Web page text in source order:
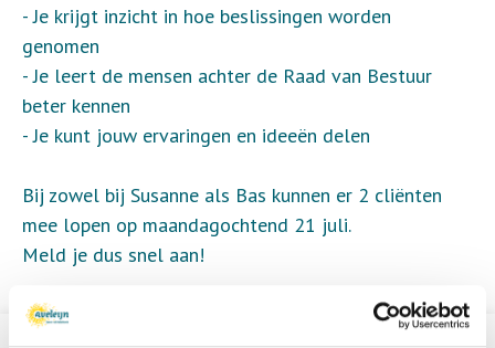
- Je krijgt inzicht in hoe beslissingen worden
genomen
- Je leert de mensen achter de Raad van Bestuur
beter kennen
- Je kunt jouw ervaringen en ideeën delen
Bij zowel bij Susanne als Bas kunnen er 2 cliënten
mee lopen op maandagochtend 21 juli.
Meld je dus snel aan!